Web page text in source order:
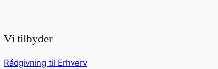
Vi tilbyder
Rådgivning til Erhverv